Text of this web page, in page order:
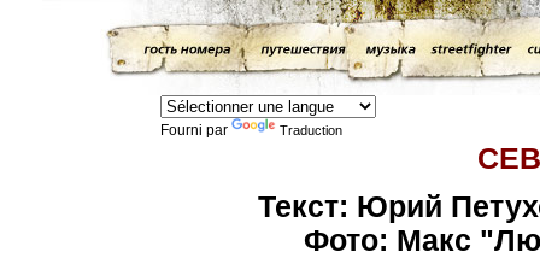
Fourni par Traduction
Текст: Юрий
Фото: Макс